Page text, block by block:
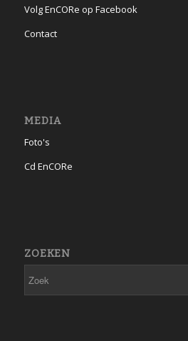
Volg EnCORe op Facebook
Contact
MEDIA
Foto's
Cd EnCORe
ZOEKEN